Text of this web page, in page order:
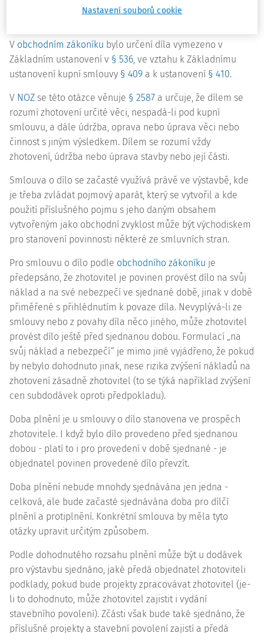
nemůžeme doporučit zejména u rozsáhlé atypické
V obchodním zákoníku bylo určení díla vymezeno v
Základním ustanovení v § 536, ve vztahu k Základnímu
ustanovení kupní smlouvy § 409 a k ustanovení § 410.
V NOZ se této otázce věnuje § 2587 a určuje, že dílem se
rozumí zhotovení určité věci, nespadá-li pod kupní
smlouvu, a dále údržba, oprava nebo úprava věci nebo
činnost s jiným výsledkem. Dílem se rozumí vždy
zhotovení, údržba nebo úprava stavby nebo její části.
Smlouva o dílo se začasté využívá právě ve výstavbě, kde
je třeba zvládat pojmový aparát, který se vytvořil a kde
použití příslušného pojmu s jeho daným obsahem
vytvořeným jako obchodní zvyklost může být východiskem
pro stanovení povinnosti některé ze smluvních stran.
Pro smlouvu o dílo podle obchodního zákoníku je
předepsáno, že zhotovitel je povinen provést dílo na svůj
náklad a na své nebezpečí ve sjednané době, jinak v době
přiměřené s přihlédnutím k povaze díla. Nevyplývá-li ze
smlouvy nebo z povahy díla něco jiného, může zhotovitel
provést dílo ještě před sjednanou dobou. Formulací „na
svůj náklad a nebezpečí“ je mimo jiné vyjádřeno, že pokud
by nebylo dohodnuto jinak, nese rizika zvýšení nákladů na
zhotovení zásadně zhotovitel (to se týká například zvýšení
cen subdodávek oproti předpokladu).
Doba plnění je u smlouvy o dílo stanovena ve prospěch
zhotovitele. I když bylo dílo provedeno před sjednanou
dobou - platí to i pro provedení v době sjednané - je
objednatel povinen provedené dílo převzít.
Doba plnění nebude mnohdy sjednávána jen jedna -
celková, ale bude začasté sjednávána doba pro dílčí
plnění a protiplnění. Konkrétní smlouva by měla tyto
otázky upravit určitým způsobem.
Podle dohodnutého rozsahu plnění může být u dodávek
pro výstavbu sjednáno, jaké předá objednatel zhotoviteli
podklady, pokud bude projekty zpracovávat zhotovitel (je-
li to dohodnuto, může zhotovitel zajistit i vydání
stavebního povolení). Zčásti však bude také sjednáno, že
příslušné projekty a stavební povolení zajistí a předá
Nastavení souborů cookie